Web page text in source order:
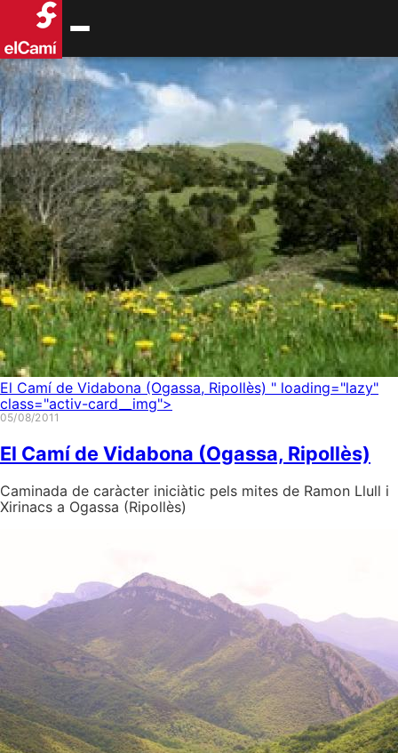
El Camí de Vidabona (Ogassa, Ripollès) " loading="lazy"
class="activ-card__img">
05/08/2011
El Camí de Vidabona (Ogassa, Ripollès)
Caminada de caràcter iniciàtic pels mites de Ramon Llull i
Xirinacs a Ogassa (Ripollès)